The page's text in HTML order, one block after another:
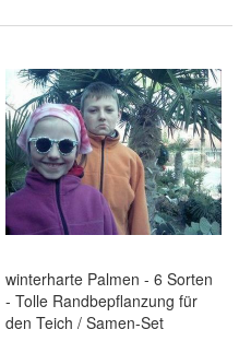
winterharte Palmen - 6 Sorten
- Tolle Randbepflanzung für
den Teich / Samen-Set